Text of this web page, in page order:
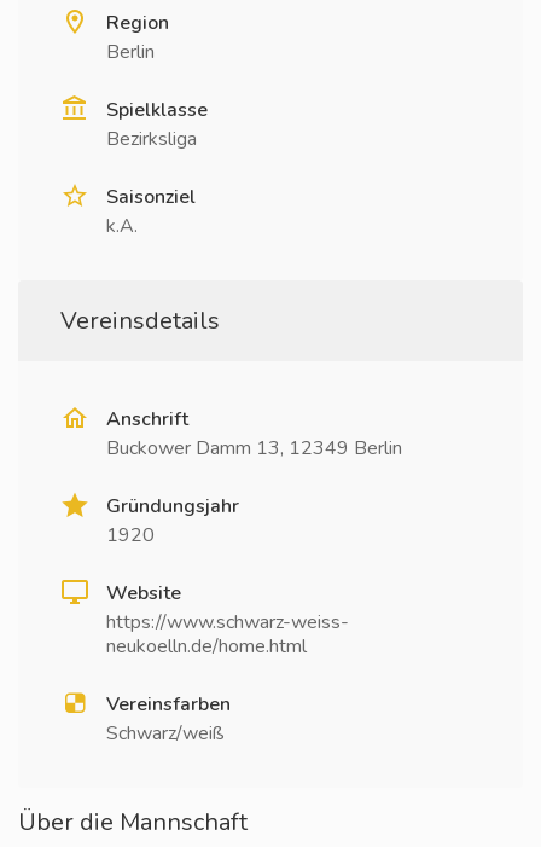
Region
Berlin
Spielklasse
Bezirksliga
Saisonziel
k.A.
Vereinsdetails
Anschrift
Buckower Damm 13, 12349 Berlin
Gründungsjahr
1920
Website
https://www.schwarz-weiss-
neukoelln.de/home.html
Vereinsfarben
Schwarz/weiß
Über die Mannschaft